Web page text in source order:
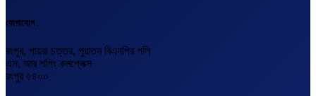
যোগাযোগ
রংপুর, পায়রা চত্তর, পুরাতন বিএনপির গলি
এস, আর শপিং কমপ্লেক্স
রংপুর ৫৪০০